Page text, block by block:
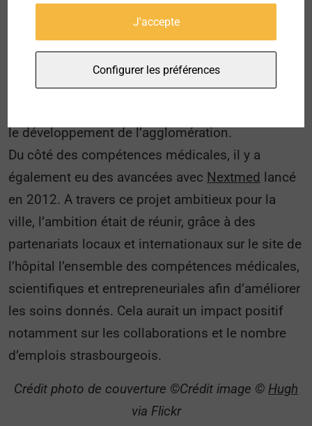
réorganisation du quartier d’affaires international
Archipel, composé de commerces, d’habitats, de
45 000 m² de bureaux standing et 30 000 m² pour
les institutions européennes. Strasbourg le
le développement de l’agglomération.
Du côté des compétences médicales, il y a
également eu des avancées avec Nextmed lancé
en 2012. A travers ce projet ambitieux pour la
ville, l’ambition était de réunir, grâce à des
partenariats locaux et internationaux sur le site de
l’hôpital l’ensemble des compétences médicales,
scientifiques et entrepreneuriales afin d’améliorer
les soins donnés. Cela aurait un impact positif
notamment sur les collaborations et le nombre
d’emplois strasbourgeois.
Crédit photo de couverture ©Crédit image © Hugh
via Flickr
J'accepte
Configurer les préférences